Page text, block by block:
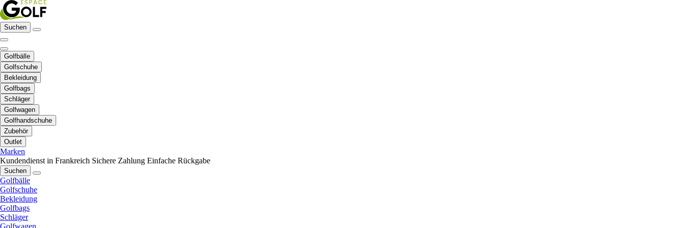
Suchen
Golfbälle
Golfschuhe
Bekleidung
Golfbags
Schläger
Golfwagen
Golfhandschuhe
Zubehör
Outlet
Marken
Kundendienst in Frankreich Sichere Zahlung Einfache Rückgabe
Suchen
Golfbälle
Golfschuhe
Bekleidung
Golfbags
Schläger
Golfwagen